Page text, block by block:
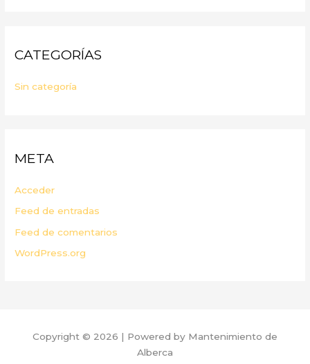
CATEGORÍAS
Sin categoría
META
Acceder
Feed de entradas
Feed de comentarios
WordPress.org
Copyright © 2026 | Powered by Mantenimiento de
Alberca